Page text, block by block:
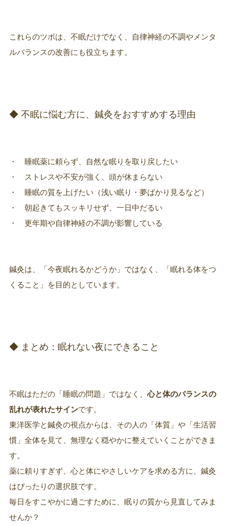
これらのツボは、不眠だけでなく、自律神経の不調やメンタ
ルバランスの改善にも役立ちます。
◆ 不眠に悩む方に、鍼灸をおすすめする理由
・ 睡眠薬に頼らず、自然な眠りを取り戻したい
・ ストレスや不安が強く、頭が休まらない
・ 睡眠の質を上げたい（浅い眠り・夢ばかり見るなど）
・ 朝起きてもスッキリせず、一日中だるい
・ 更年期や自律神経の不調が影響している
鍼灸は、「今夜眠れるかどうか」ではなく、「眠れる体をつ
くること」を目的としています。
◆ まとめ：眠れない夜にできること
不眠はただの「睡眠の問題」ではなく、心と体のバランスの
乱れが表れたサインです。
東洋医学と鍼灸の視点からは、その人の「体質」や「生活習
慣」全体を見て、無理なく穏やかに整えていくことができま
す。
薬に頼りすぎず、心と体にやさしいケアを求める方に、鍼灸
はぴったりの選択肢です。
毎日をすこやかに過ごすために、眠りの質から見直してみま
せんか？